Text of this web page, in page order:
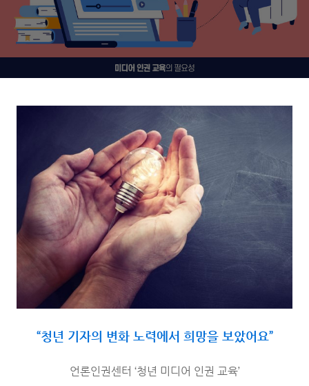
“청년 기자의 변화 노력에서 희망을 보았어요”
언론인권센터 ‘청년 미디어 인권 교육’